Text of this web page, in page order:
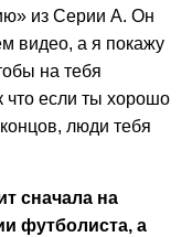
из Серии А. Он
видео, а я покажу
на тебя
что если ты хорошо
люди тебя
сначала на
футболиста, а